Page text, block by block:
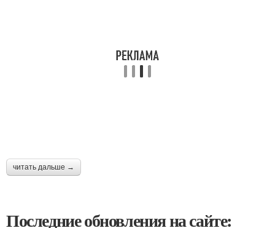
читать дальше →
Последние обновления на сайте: